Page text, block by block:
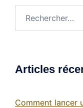
Articles
Comment lancer